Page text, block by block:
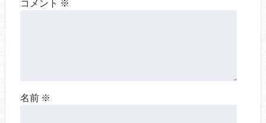
コメント ※
名前 ※